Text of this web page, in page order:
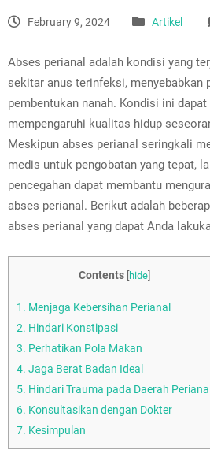
February 9, 2024 Artikel
Abses perianal adalah kondisi yang
sekitar anus terinfeksi, menyebabkan
pembentukan nanah. Kondisi ini
mempengaruhi kualitas hidup
Meskipun abses perianal seringkali
medis untuk pengobatan yang tepat,
pencegahan dapat membantu
abses perianal. Berikut adalah
abses perianal yang dapat Anda
Contents hide]
1. Menjaga Kebersihan Perianal
2. Hindari Konstipasi
3. Perhatikan Pola Makan
4. Jaga Berat Badan Ideal
5. Hindari Trauma pada Daerah Perianal
6. Konsultasikan dengan Dokter
7. Kesimpulan